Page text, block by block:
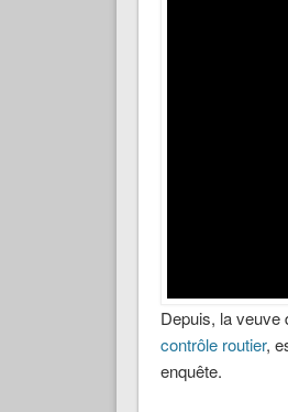
Depuis, la veuve
contrôle routier,
enquête.